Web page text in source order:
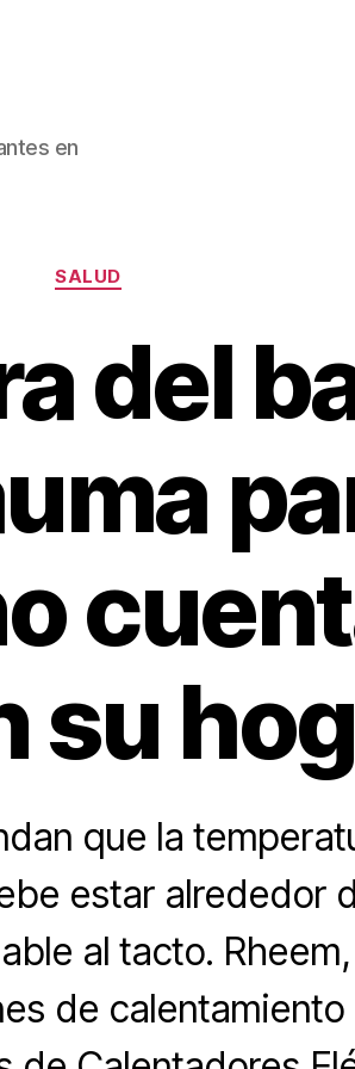
en
Categorías
SALUD
del
su
que la
estar alrededor
al tacto.
de